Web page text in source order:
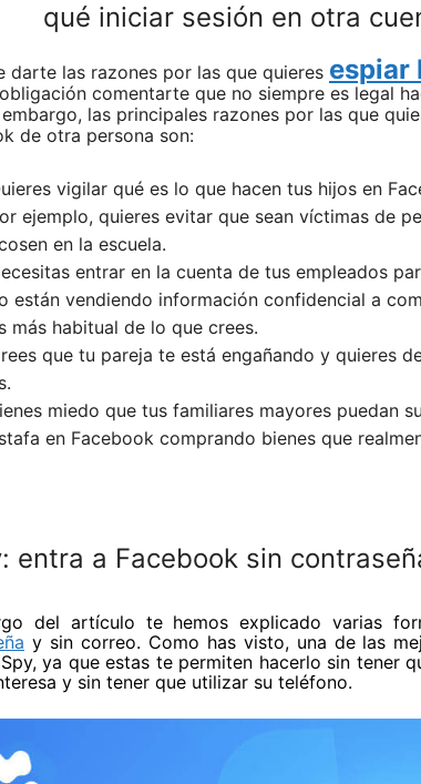
qué iniciar sesión en otra
darte las razones por las que quieres espiar
comentarte que no siempre es legal
las principales razones por las que
de otra persona son:
vigilar qué es lo que hacen tus hijos en
ejemplo, quieres evitar que sean víctimas de
en la escuela.
entrar en la cuenta de tus empleados
están vendiendo información confidencial a
más habitual de lo que crees.
que tu pareja te está engañando y quieres
miedo que tus familiares mayores puedan
en Facebook comprando bienes que
entra a Facebook sin
del artículo te hemos explicado varias
y sin correo. Como has visto, una de las
, ya que estas te permiten hacerlo sin tener
y sin tener que utilizar su teléfono.